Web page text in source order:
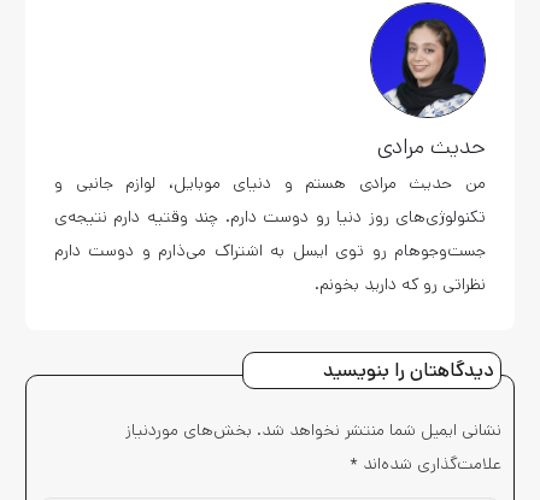
حدیث مرادی
من حدیث مرادی هستم و دنیای موبایل، لوازم جانبی و
تکنولوژی‌های روز دنیا رو دوست دارم. چند وقتیه دارم نتیجه‌ی
جست‌وجوهام رو توی ایسل به اشتراک می‌ذارم و دوست دارم
نظراتی رو که دارید بخونم.
دیدگاهتان را بنویسید
نشانی ایمیل شما منتشر نخواهد شد. بخش‌های موردنیاز
علامت‌گذاری شده‌اند *